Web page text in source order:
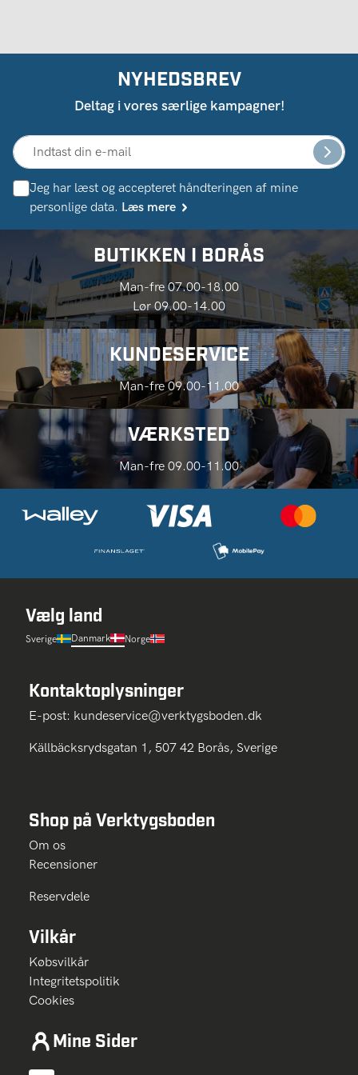
NYHEDSBREV
Deltag i vores særlige kampagner!
Jeg har læst og accepteret håndteringen af ​​mine
personlige data. Læs mere
BUTIKKEN I BORÅS
Man-fre 07.00-18.00
Lør 09.00-14.00
KUNDESERVICE
Man-fre 09.00-11.00
VÆRKSTED
Man-fre 09.00-11.00
Vælg land
Sverige Danmark Norge
Kontaktoplysninger
E-post: kundeservice@verktygsboden.dk
Källbäcksrydsgatan 1, 507 42 Borås, Sverige
Shop på Verktygsboden
Om os
Recensioner
Reservdele
Vilkår
Købsvilkår
Integritetspolitik
Cookies
Mine Sider